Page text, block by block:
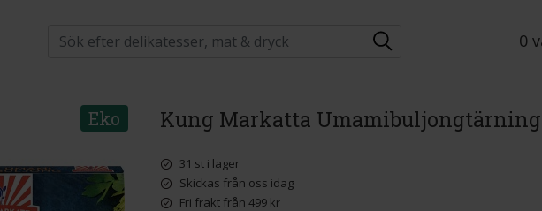
0
Kung Markatta
Eko
31 st i lager
Skickas från oss idag
Fri frakt från 499 kr